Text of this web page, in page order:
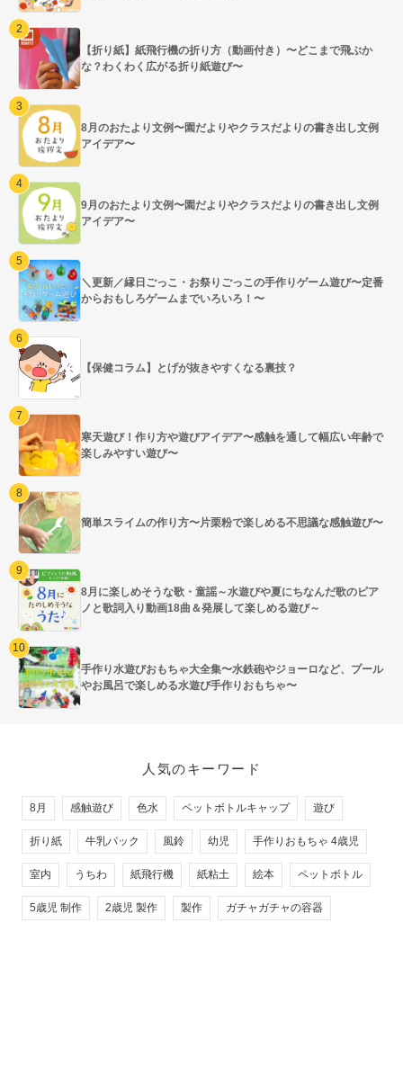
【折り紙】紙飛行機の折り方（動画付き）〜どこまで飛ぶか
な？わくわく広がる折り紙遊び〜
8月のおたより文例〜園だよりやクラスだよりの書き出し文例
アイデア〜
9月のおたより文例〜園だよりやクラスだよりの書き出し文例
アイデア〜
＼更新／縁日ごっこ・お祭りごっこの手作りゲーム遊び〜定番
からおもしろゲームまでいろいろ！〜
【保健コラム】とげが抜きやすくなる裏技？
寒天遊び！作り方や遊びアイデア〜感触を通して幅広い年齢で
楽しみやすい遊び〜
簡単スライムの作り方〜片栗粉で楽しめる不思議な感触遊び〜
8月に楽しめそうな歌・童謡～水遊びや夏にちなんだ歌のピア
ノと歌詞入り動画18曲＆発展して楽しめる遊び～
手作り水遊びおもちゃ大全集〜水鉄砲やジョーロなど、プール
やお風呂で楽しめる水遊び手作りおもちゃ〜
人気のキーワード
8月 感触遊び 色水 ペットボトルキャップ 遊び
折り紙 牛乳パック 風鈴 幼児 手作りおもちゃ 4歳児
室内 うちわ 紙飛行機 紙粘土 絵本 ペットボトル
5歳児 制作 2歳児 製作 製作 ガチャガチャの容器